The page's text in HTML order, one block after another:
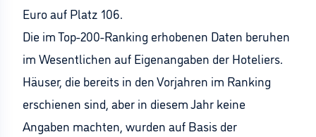
Euro auf Platz 106.
Die im Top-200-Ranking erhobenen Daten beruhen
im Wesentlichen auf Eigenangaben der Hoteliers.
Häuser, die bereits in den Vorjahren im Ranking
erschienen sind, aber in diesem Jahr keine
Angaben machten, wurden auf Basis der